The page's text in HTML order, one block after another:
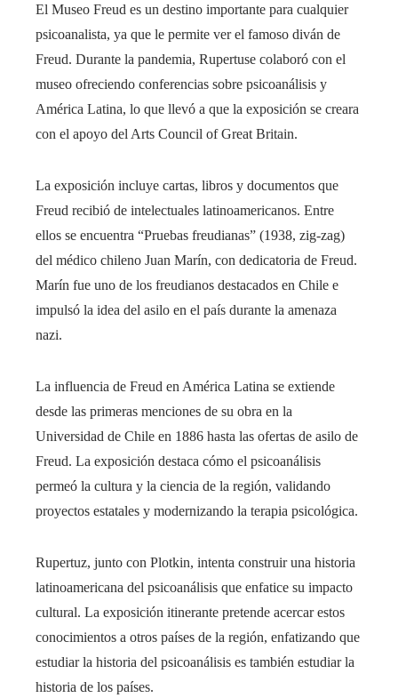
El Museo Freud es un destino importante para cualquier
psicoanalista, ya que le permite ver el famoso diván de
Freud. Durante la pandemia, Rupertuse colaboró ​​con el
museo ofreciendo conferencias sobre psicoanálisis y
América Latina, lo que llevó a que la exposición se creara
con el apoyo del Arts Council of Great Britain.
La exposición incluye cartas, libros y documentos que
Freud recibió de intelectuales latinoamericanos. Entre
ellos se encuentra “Pruebas freudianas” (1938, zig-zag)
del médico chileno Juan Marín, con dedicatoria de Freud.
Marín fue uno de los freudianos destacados en Chile e
impulsó la idea del asilo en el país durante la amenaza
nazi.
La influencia de Freud en América Latina se extiende
desde las primeras menciones de su obra en la
Universidad de Chile en 1886 hasta las ofertas de asilo de
Freud. La exposición destaca cómo el psicoanálisis
permeó la cultura y la ciencia de la región, validando
proyectos estatales y modernizando la terapia psicológica.
Rupertuz, junto con Plotkin, intenta construir una historia
latinoamericana del psicoanálisis que enfatice su impacto
cultural. La exposición itinerante pretende acercar estos
conocimientos a otros países de la región, enfatizando que
estudiar la historia del psicoanálisis es también estudiar la
historia de los países.